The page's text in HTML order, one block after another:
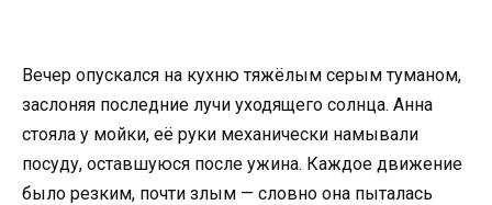
Вечер опускался на кухню тяжёлым серым туманом,
заслоняя последние лучи уходящего солнца. Анна
стояла у мойки, её руки механически намывали
посуду, оставшуюся после ужина. Каждое движение
было резким, почти злым — словно она пыталась